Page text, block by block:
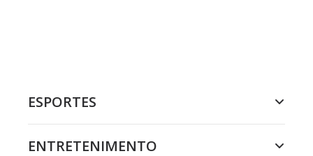
ESPORTES
ENTRETENIMENTO